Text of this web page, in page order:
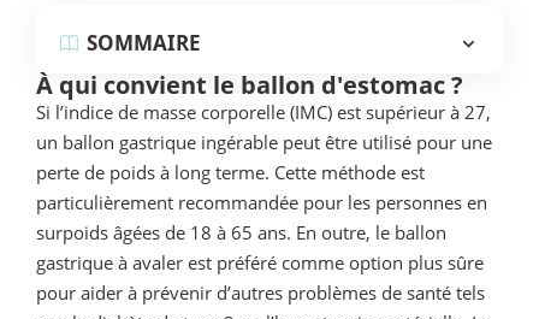
SOMMAIRE
À qui convient le ballon d'estomac ?
Si l’indice de masse corporelle (IMC) est supérieur à 27,
un ballon gastrique ingérable peut être utilisé pour une
perte de poids à long terme. Cette méthode est
particulièrement recommandée pour les personnes en
surpoids âgées de 18 à 65 ans. En outre, le ballon
gastrique à avaler est préféré comme option plus sûre
pour aider à prévenir d’autres problèmes de santé tels